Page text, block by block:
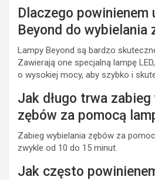
Dlaczego powinienem
Beyond do wybielania
Lampy Beyond są bardzo
Zawierają one specjalną lampę
o wysokiej mocy, aby szybko i
Jak długo trwa
zębów za pomocą
Zabieg wybielania zębów za
zwykle od 10 do 15 minut.
Jak często